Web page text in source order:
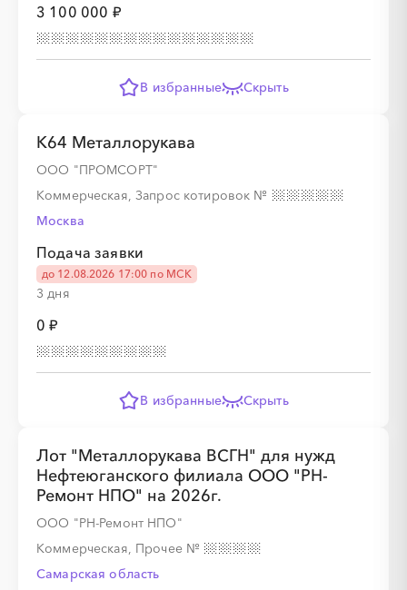
3 100 000 ₽
В избранные Скрыть
К64 Металлорукава
ООО "ПРОМСОРТ"
Коммерческая, Запрос котировок №
Москва
Подача заявки
до 12.08.2026 17:00 по МСК
3 дня
0 ₽
В избранные Скрыть
Лот "Металлорукава ВСГН" для нужд
Нефтеюганского филиала ООО "РН-
Ремонт НПО" на 2026г.
ООО "РН-Ремонт НПО"
Коммерческая, Прочее №
Самарская область
░
░
░
░
░
░
░
░
░
░
░
░
░